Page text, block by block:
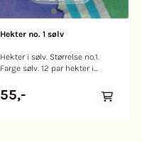
Hekter no. 1 sølv
Hekter i sølv. Størrelse no.1.
Farge sølv. 12 par hekter i
55,-